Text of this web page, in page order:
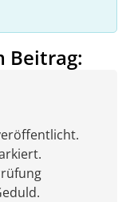
Beitrag: